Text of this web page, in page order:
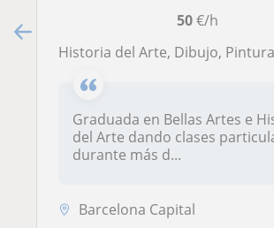
50€/h
Historia del Arte, Dibujo, Pintura,
Graduada en Bellas Artes e
del Arte dando clases
durante más d...
Barcelona Capital